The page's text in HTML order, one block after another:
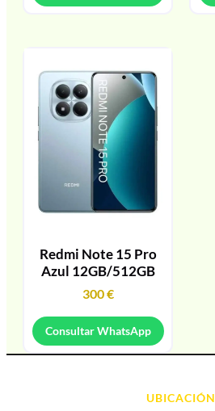
Redmi Note 15 Pro
Azul 12GB/512GB
300€
Consultar WhatsApp
UBICACIÓN